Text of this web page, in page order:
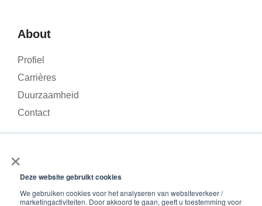
×
Deze website gebruikt cookies
We gebruiken cookies voor het analyseren van websiteverkeer /
marketingactiviteiten. Door akkoord te gaan, geeft u toestemming voor
analyseren en uw ervaring te verbeteren. Door op ‘Accepteren’
About
Profiel
Carrières
Duurzaamheid
Contact
policy
ISO 45001 ISO 27001